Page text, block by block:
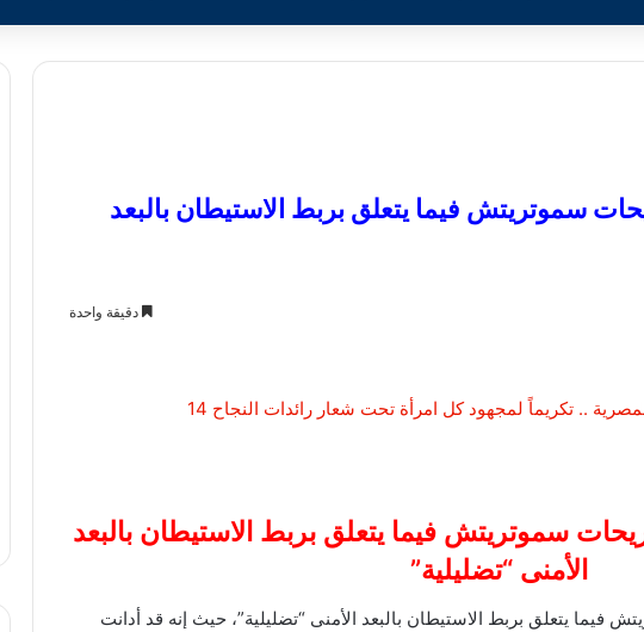
سموتريتش فيما يتعلق بربط الاستيطان بالبعد
دقيقة واحدة
سموتريتش فيما يتعلق بربط الاستيطان بالبعد
الأمنى “تضليلية”
فيما يتعلق بربط الاستيطان بالبعد الأمنى “تضليلية”، حيث إنه قد أدانت